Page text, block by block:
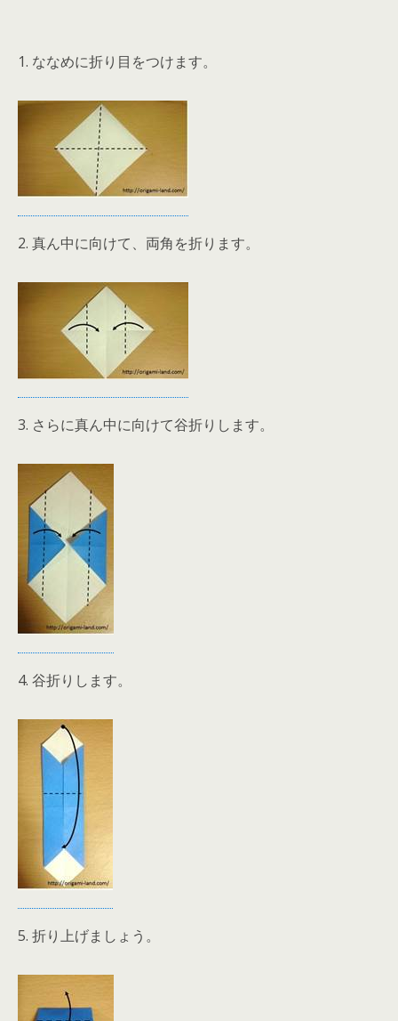
1. ななめに折り目をつけます。
2. 真ん中に向けて、両角を折ります。
3. さらに真ん中に向けて谷折りします。
4. 谷折りします。
5. 折り上げましょう。